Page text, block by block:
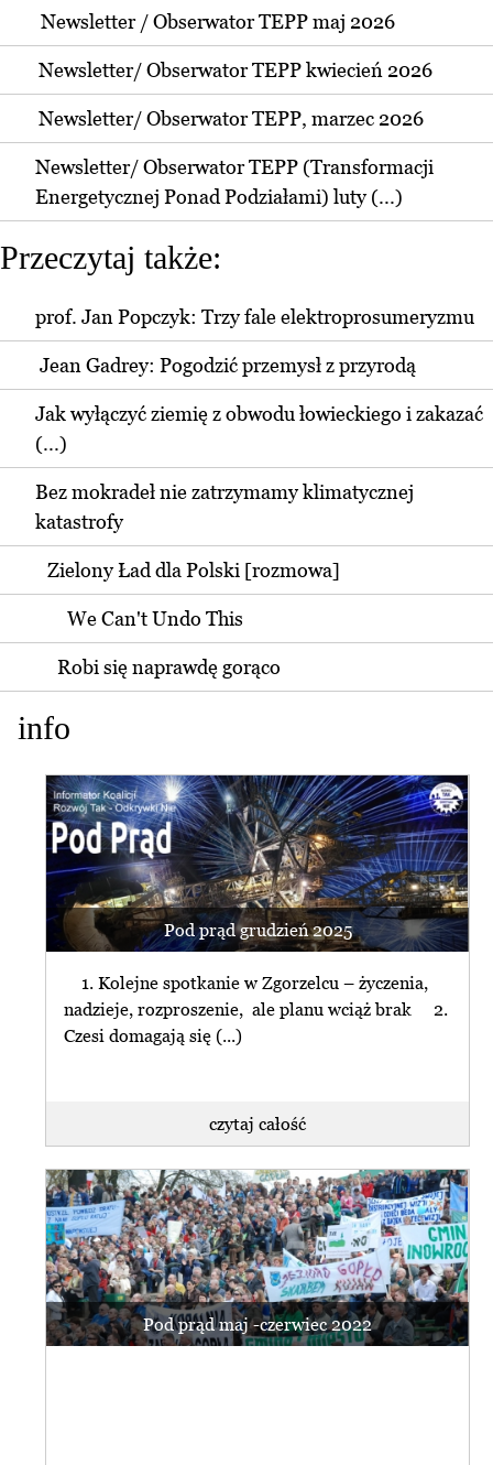
Newsletter / Obserwator TEPP maj 2026
Newsletter/ Obserwator TEPP kwiecień 2026
Newsletter/ Obserwator TEPP, marzec 2026
Newsletter/ Obserwator TEPP (Transformacji
Energetycznej Ponad Podziałami) luty (...)
Przeczytaj także:
prof. Jan Popczyk: Trzy fale elektroprosumeryzmu
Jean Gadrey: Pogodzić przemysł z przyrodą
Jak wyłączyć ziemię z obwodu łowieckiego i zakazać
(...)
Bez mokradeł nie zatrzymamy klimatycznej
katastrofy
Zielony Ład dla Polski [rozmowa]
We Can't Undo This
Robi się naprawdę gorąco
info
Pod prąd grudzień 2025
1. Kolejne spotkanie w Zgorzelcu – życzenia,
nadzieje, rozproszenie, ale planu wciąż brak 2.
Czesi domagają się (...)
czytaj całość
Pod prąd maj -czerwiec 2022